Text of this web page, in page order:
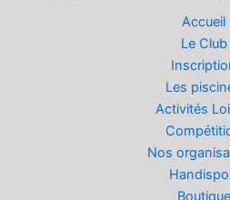
Accueil
Le Club
Les
Activités
Nos
Boutique